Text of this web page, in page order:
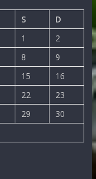
S
D
1
2
8
9
15
16
22
23
29
30